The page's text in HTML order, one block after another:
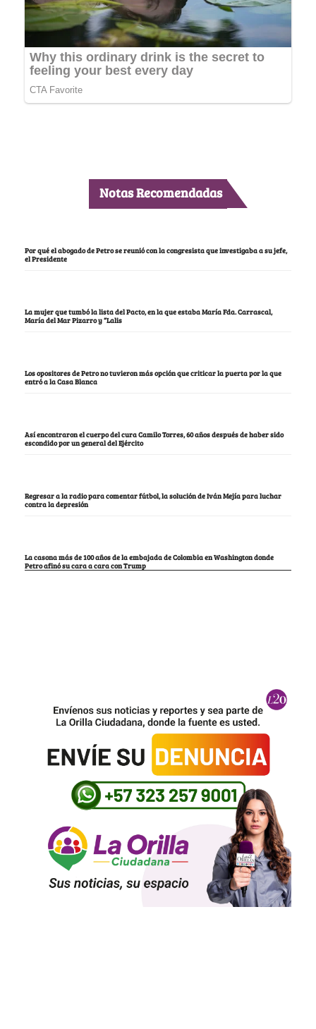
Notas Recomendadas
Por qué el abogado de Petro se reunió con la congresista que investigaba a su jefe,
el Presidente
La mujer que tumbó la lista del Pacto, en la que estaba María Fda. Carrascal,
María del Mar Pizarro y “Lalis
Los opositores de Petro no tuvieron más opción que criticar la puerta por la que
entró a la Casa Blanca
Así encontraron el cuerpo del cura Camilo Torres, 60 años después de haber sido
escondido por un general del Ejército
Regresar a la radio para comentar fútbol, la solución de Iván Mejía para luchar
contra la depresión
La casona más de 100 años de la embajada de Colombia en Washington donde
Petro afinó su cara a cara con Trump